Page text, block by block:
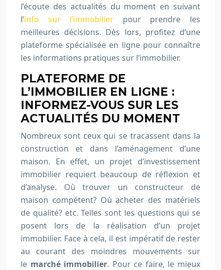
l’écoute des actualités du moment en suivant
l’info sur l’immobilier pour prendre les
meilleures décisions. Dès lors, profitez d’une
plateforme spécialisée en ligne pour connaître
les informations pratiques sur l’immobilier.
PLATEFORME DE
L’IMMOBILIER EN LIGNE :
INFORMEZ-VOUS SUR LES
ACTUALITÉS DU MOMENT
Nombreux sont ceux qui se tracassent dans la
construction et dans l’aménagement d’une
maison. En effet, un projet d’investissement
immobilier requiert beaucoup de réflexion et
d’analyse. Où trouver un constructeur de
maison compétent? Où acheter des matériels
de qualité? etc. Telles sont les questions qui se
posent lors de la réalisation d’un projet
immobilier. Face à cela, il est impératif de rester
au courant des moindres mouvements sur
le marché immobilier. Pour ce faire, le mieux